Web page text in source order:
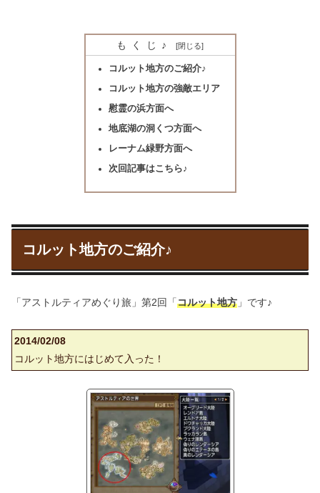
もくじ♪
コルット地方のご紹介♪
コルット地方の強敵エリア
慰霊の浜方面へ
地底湖の洞くつ方面へ
レーナム緑野方面へ
次回記事はこちら♪
コルット地方のご紹介♪
「アストルティアめぐり旅」第2回「コルット地方 」です♪
2014/02/08
コルット地方にはじめて入った！